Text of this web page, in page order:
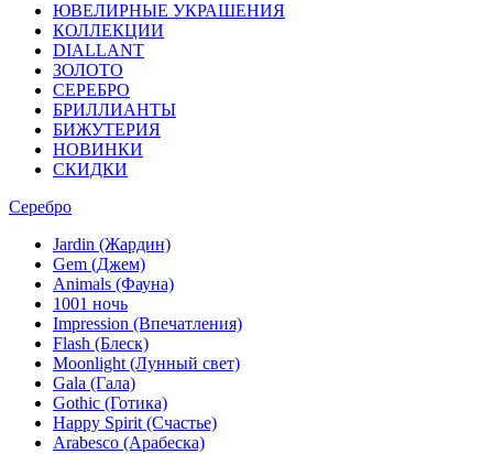
ЮВЕЛИРНЫЕ УКРАШЕНИЯ
КОЛЛЕКЦИИ
DIALLANT
ЗОЛОТО
СЕРЕБРО
БРИЛЛИАНТЫ
БИЖУТЕРИЯ
НОВИНКИ
СКИДКИ
Серебро
Jardin (Жардин)
Gem (Джем)
Animals (Фауна)
1001 ночь
Impression (Впечатления)
Flash (Блеск)
Moonlight (Лунный свет)
Gala (Гала)
Gothic (Готика)
Happy Spirit (Счастье)
Arabesco (Арабеска)